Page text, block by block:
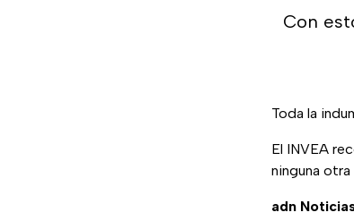
Con
Toda la
El INVEA
ninguna
adn